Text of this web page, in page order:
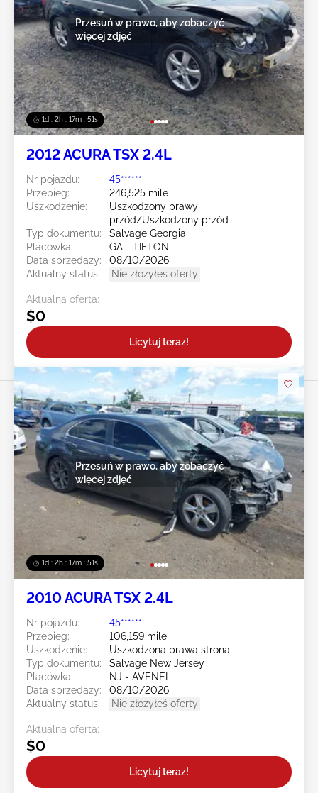
1d : 2h : 17m : 48s
Przesuń w prawo, aby zobaczyć
więcej zdjęć
2012 ACURA TSX 2.4L
Nr pojazdu:
45******
Przebieg:
246,525 mile
Uszkodzenie:
Uszkodzony prawy
przód/Uszkodzony przód
Typ dokumentu:
Salvage Georgia
Placówka:
GA - TIFTON
Data sprzedaży:
08/10/2026
Aktualny status:
Nie złożyłeś oferty
Aktualna oferta:
$0
Licytuj teraz!
1d : 2h : 17m : 48s
Przesuń w prawo, aby zobaczyć
więcej zdjęć
2010 ACURA TSX 2.4L
Nr pojazdu:
45******
Przebieg:
106,159 mile
Uszkodzenie:
Uszkodzona prawa strona
Typ dokumentu:
Salvage New Jersey
Placówka:
NJ - AVENEL
Data sprzedaży:
08/10/2026
Aktualny status:
Nie złożyłeś oferty
Aktualna oferta:
$0
Licytuj teraz!